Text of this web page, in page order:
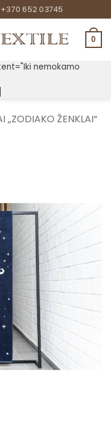
+370 652 03745
0
nemokamo
„ZODIAKO ŽENKLAI“